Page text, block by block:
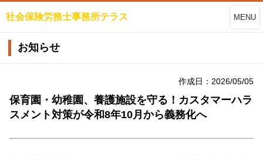
社会保険労務士事務所テラス MENU
お知らせ
作成日：2026/05/05
保育園・幼稚園、養護施設を守る！カスタマーハラ
スメント対策が令和8年10月から義務化へ